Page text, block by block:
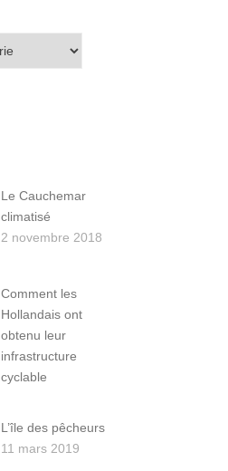
Le Cauchemar
climatisé
2 novembre 2018
Comment les
Hollandais ont
obtenu leur
infrastructure
cyclable
L’île des pêcheurs
11 mars 2019